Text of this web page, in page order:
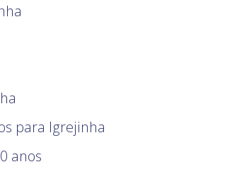
para Igrejinha
anos